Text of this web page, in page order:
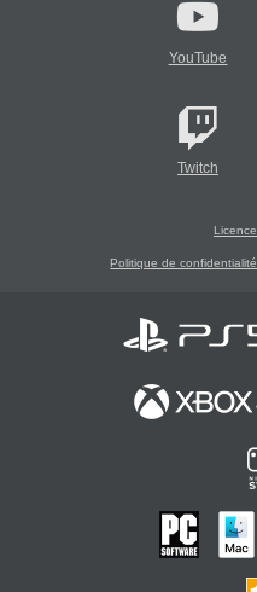
YouTube
Twitch
Licence
Politique de confidentialité